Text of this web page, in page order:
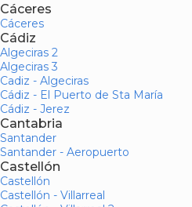
Cáceres
Cáceres
Cádiz
Algeciras 2
Algeciras 3
Cadiz - Algeciras
Cádiz - El Puerto de Sta María
Cádiz - Jerez
Cantabria
Santander
Santander - Aeropuerto
Castellón
Castellón
Castellón - Villarreal